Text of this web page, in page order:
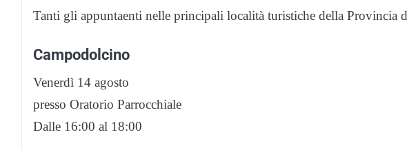
Tanti gli appuntaenti nelle principali località turistiche della Provincia
Campodolcino
Venerdì 14 agosto
presso Oratorio Parrocchiale
Dalle 16:00 al 18:00